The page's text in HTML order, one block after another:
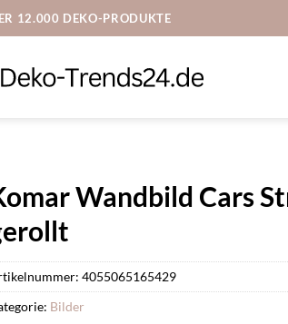
12.000 DEKO-PRODUKTE
Wandbild Cars
4055065165429
Bilder